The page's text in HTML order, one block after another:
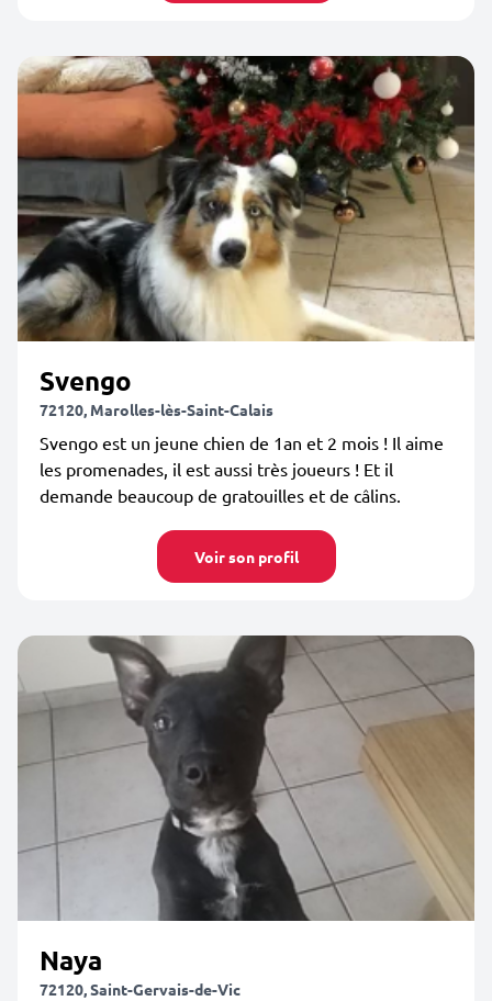
Svengo
72120, Marolles-lès-Saint-Calais
Svengo est un jeune chien de 1an et 2 mois ! Il aime
les promenades, il est aussi très joueurs ! Et il
demande beaucoup de gratouilles et de câlins.
Voir son profil
Naya
72120, Saint-Gervais-de-Vic